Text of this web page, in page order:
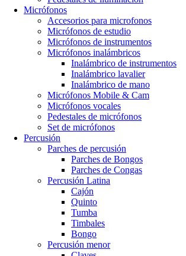
Micrófonos
Accesorios para microfonos
Micrófonos de estudio
Micrófonos de instrumentos
Micrófonos inalámbricos
Inalámbrico de instrumentos
Inalámbrico lavalier
Inalámbrico de mano
Micrófonos Mobile & Cam
Micrófonos vocales
Pedestales de micrófonos
Set de micrófonos
Percusión
Parches de percusión
Parches de Bongos
Parches de Congas
Percusión Latina
Cajón
Quinto
Tumba
Timbales
Bongo
Percusión menor